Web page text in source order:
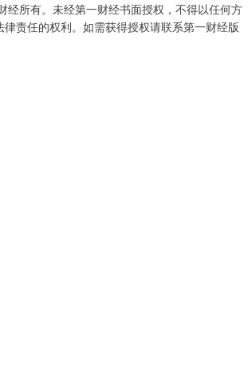
所有。未经第一财经书面授权，不得以任何方
责任的权利。如需获得授权请联系第一财经版